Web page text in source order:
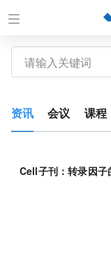
资讯 会议 课程
Cell子刊：转录因